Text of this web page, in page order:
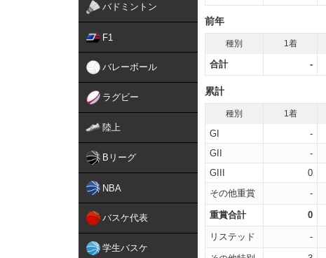
バドミントン
F1
バレーボール
ラグビー
陸上
Bリーグ
NBA
バスケ代表
学生バスケ
前年
種別 1着
合計 -
累計
種別 1着
GI -
GII
-
GIII
0
その他重賞
-
重賞合計 0
リステッド -